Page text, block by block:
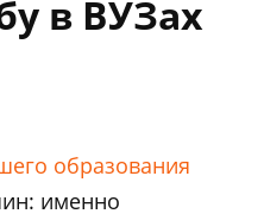
в ВУЗах
образования
именно